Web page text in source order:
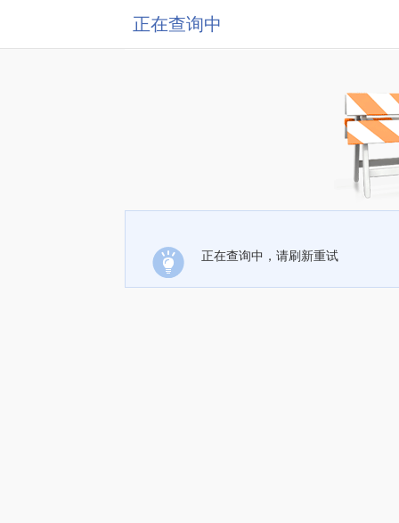
正在查询中
正在查询中，请刷新重试